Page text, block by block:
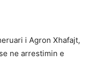
i Agron Xhafajt,
ne arrestimin e